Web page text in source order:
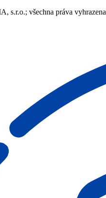
s.r.o.; všechna práva vyhrazena